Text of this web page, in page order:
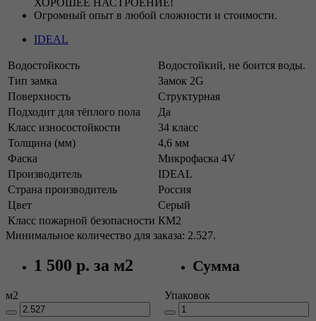
ХОРОШЕЕ НАСТРОЕНИЕ!
Огромный опыт в любой сложности и стоимости.
IDEAL
Водостойкость
Водостойкий, не боится воды.
Тип замка
Замок 2G
Поверхность
Структурная
Подходит для тёплого пола
Да
Класс износостойкости
34 класс
Толщина (мм)
4,6 мм
Фаска
Микрофаска 4V
Производитель
IDEAL
Страна производитель
Россия
Цвет
Серый
Класс пожарной безопасности КМ2
Минимальное количество для заказа: 2.527.
1 500 р. за м2 Сумма
м2 Упаковок